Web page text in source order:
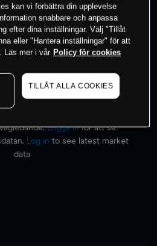
handla
Logga inför att se
Log in to see latest market
data
kan vi förbättra din upplevelse
snabbare och anpassa
efter dina inställningar. Välj "Tillåt
eller "Hantera inställningar" för att
Läs mer i vår Policy för cookies
TILLÅT ALLA COOKIES